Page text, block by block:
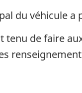
du véhicule a
tenu de faire